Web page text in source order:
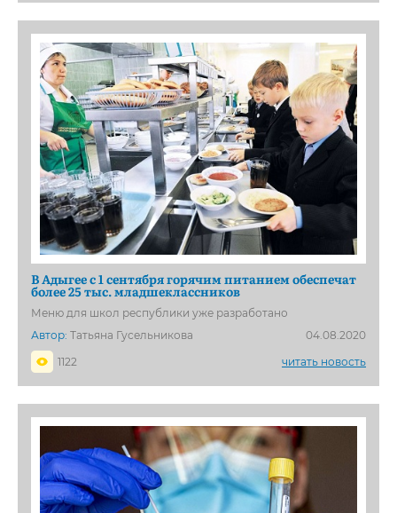
В Адыгее с 1 сентября горячим питанием обеспечат
более 25 тыс. младшеклассников
Меню для школ республики уже разработано
Автор: Татьяна Гусельникова
04.08.2020
1122
читать новость